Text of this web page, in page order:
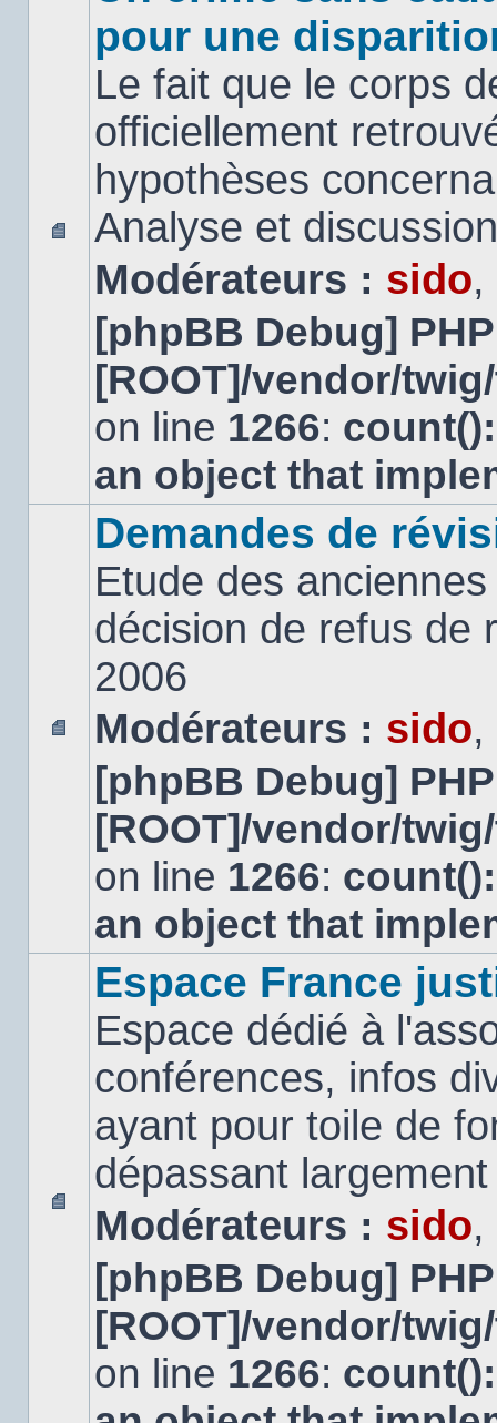
message
non
lu
pour une
Le fait que le corps
officiellement
hypothèses
Analyse et
Modérateurs : sido,
[phpBB Debug]
[ROOT]/vendor/
on line 1266:
an object that
message
lu
Demandes de
Etude des
décision de refus de
2006
Modérateurs : sido,
[phpBB Debug]
[ROOT]/vendor/
on line 1266:
an object that
Aucun
message
non
Espace France
Espace dédié à
conférences, infos
ayant pour toile de
dépassant
Modérateurs : sido,
[phpBB Debug]
[ROOT]/vendor/
on line 1266: